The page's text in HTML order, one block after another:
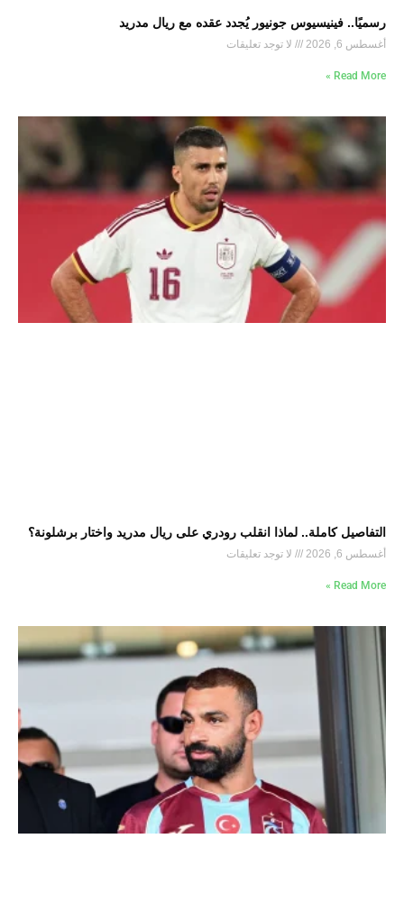
رسميًا.. فينيسيوس جونيور يُجدد عقده مع ريال مدريد
أغسطس 6, 2026 لا توجد تعليقات
Read More »
التفاصيل كاملة.. لماذا انقلب رودري على ريال مدريد واختار برشلونة؟
أغسطس 6, 2026 لا توجد تعليقات
Read More »